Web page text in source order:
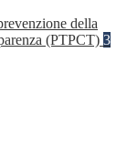
della
(PTPCT) 3